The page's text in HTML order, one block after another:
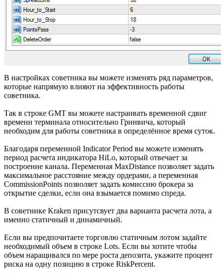
В настройках советника вы можете изменять ряд параметров,
которые напрямую влияют на эффективность работы
советника.
Так в строке GMT вы можете настраивать временной сдвиг
времени терминала относительно Гринвича, который
необходим для работы советника в определённое время суток.
Благодаря переменной Indicator Period вы можете изменять
период расчета индикатора HiLo, который отвечает за
построение канала. Переменная MaxDistance позволяет задать
максимальное расстояние между ордерами, а переменная
CommissionPoints позволяет задать комиссию брокера за
открытие сделки, если она взымается помимо спреда.
В советнике Kraken присутсвует два варианта расчета лота, а
именно статичный и динамичный.
Если вы предпочитаете торговлю статичным лотом задайте
необходимый объем в строке Lots. Если вы хотите чтобы
объем наращивался по мере роста депозита, укажите процент
риска на одну позицию в строке RiskPercent.